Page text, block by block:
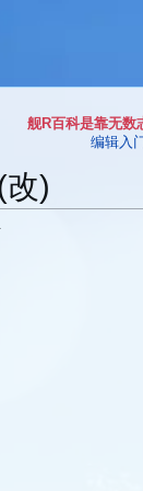
舰R百科是靠无数
编辑入
)